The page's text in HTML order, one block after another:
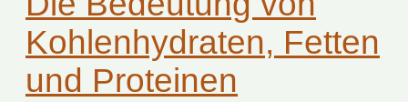
Kohlenhydraten, Fetten
und Proteinen